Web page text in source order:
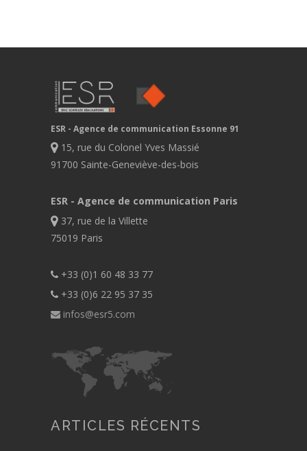
ESR - Agence de communication Essonne 91
15, rue du Colonel Yves Massié
91700 Sainte-Geneviève-des-bois
ESR - Agence de communication Paris
37, rue de la Villette
75019 Paris
+33 (0)1 60 48 33 77
+33 (0)6 22 95 37 35
infos@esr5.com
ARTICLES RÉCENTS